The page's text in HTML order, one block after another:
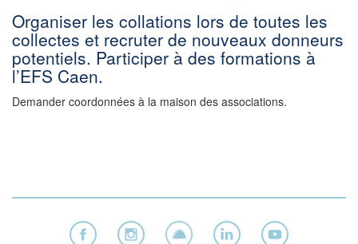
Organiser les collations lors de toutes les
collectes et recruter de nouveaux donneurs
potentiels. Participer à des formations à
l’EFS Caen.
Demander coordonnées à la maison des associations.